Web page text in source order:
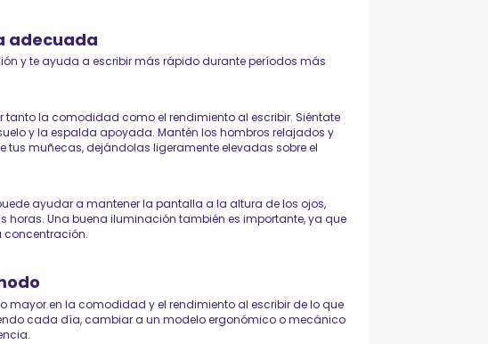
adecuada
y te ayuda a escribir más rápido durante períodos más
tanto la comodidad como el rendimiento al escribir. Siéntate
y la espalda apoyada. Mantén los hombros relajados y
tus muñecas, dejándolas ligeramente elevadas sobre el
ayudar a mantener la pantalla a la altura de los ojos,
horas. Una buena iluminación también es importante, ya que
concentración.
mayor en la comodidad y el rendimiento al escribir de lo que
cada día, cambiar a un modelo ergonómico o mecánico